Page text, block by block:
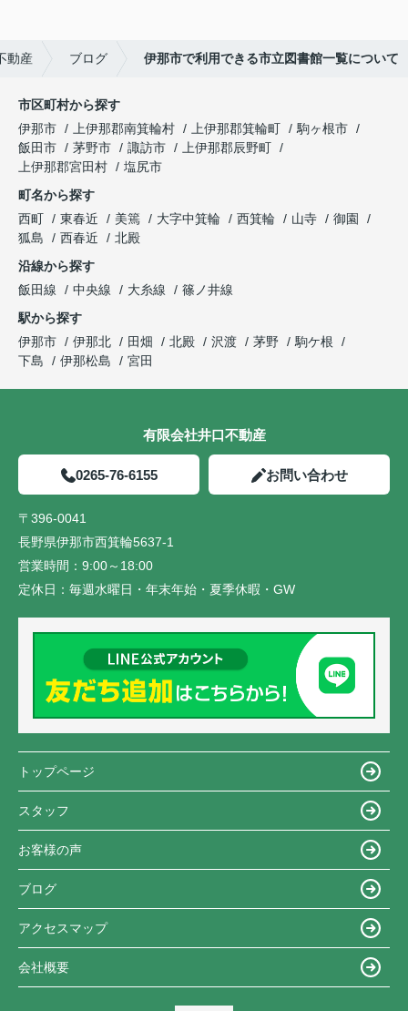
動産 ブログ 伊那市で利用できる市立図書館一覧について
市区町村から探す
伊那市
上伊那郡南箕輪村 上伊那郡箕輪町
駒ヶ根市
飯田市
茅野市 諏訪市
上伊那郡辰野町
上伊那郡宮田村
塩尻市
町名から探す
西町
東春近 美篶 大字中箕輪 西箕輪 山寺
御園
狐島
西春近
北殿
沿線から探す
飯田線
中央線 大糸線
篠ノ井線
駅から探す
伊那市
伊那北 田畑 北殿 沢渡 茅野
駒ケ根
下島
伊那松島 宮田
有限会社井口不動産
0265-76-6155 お問い合わせ
〒396-0041
長野県伊那市西箕輪5637-1
営業時間： 9:00～18:00
定休日： 毎週水曜日・年末年始・夏季休暇・GW
トップページ
スタッフ
お客様の声
ブログ
アクセスマップ
会社概要